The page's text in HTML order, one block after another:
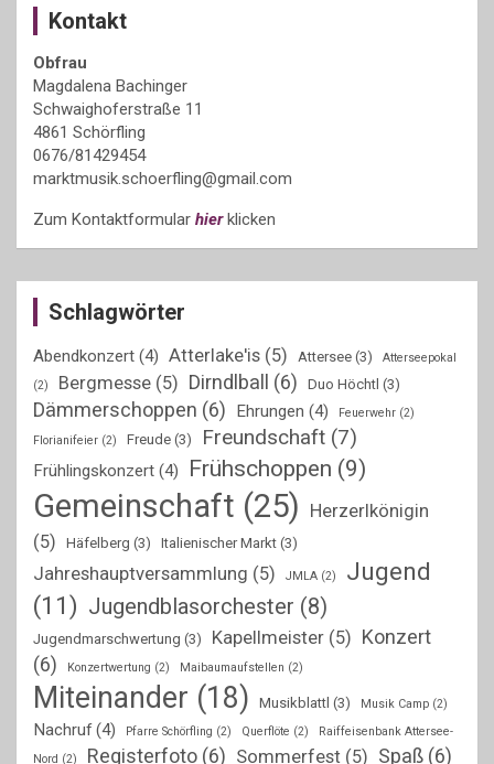
Kontakt
Obfrau
Magdalena Bachinger
Schwaighoferstraße 11
4861 Schörfling
0676/81429454
marktmusik.schoerfling@gmail.com
Zum Kontaktformular hierklicken
Schlagwörter
Abendkonzert (4) Atterlake'is (5) Attersee (3)
Atterseepokal
(2)
Bergmesse (5) Dirndlball (6) Duo Höchtl (3)
Dämmerschoppen (6) Ehrungen (4) Feuerwehr (2)
Florianifeier (2) Freude (3) Freundschaft (7)
Frühlingskonzert (4) Frühschoppen (9)
Gemeinschaft (25)
Herzerlkönigin
(5)
Häfelberg (3) Italienischer Markt (3)
Jahreshauptversammlung (5) JMLA (2)
Jugend
(11) Jugendblasorchester (8)
Jugendmarschwertung (3) Kapellmeister (5) Konzert
(6)
Konzertwertung (2) Maibaumaufstellen (2)
Miteinander (18) Musikblattl (3) Musik Camp (2)
Nachruf(4) Pfarre Schörfling (2) Querflöte (2)
Raiffeisenbank Attersee-
Nord (2) Registerfoto (6) Sommerfest (5) Spaß (6)